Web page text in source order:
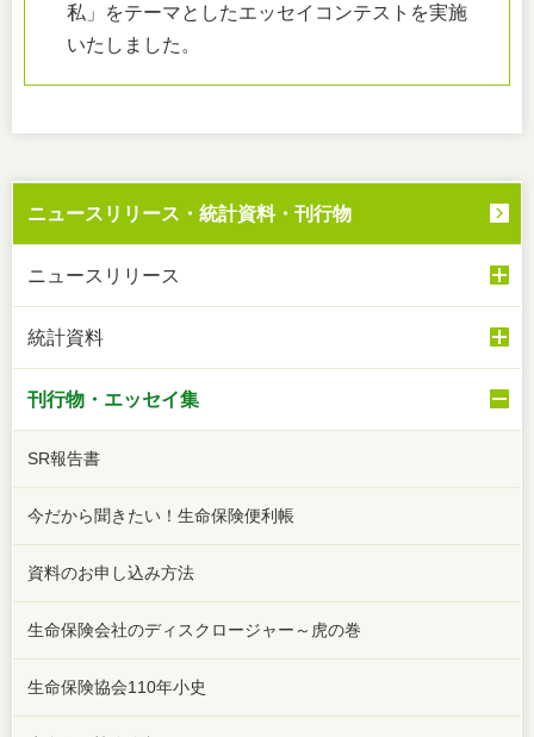
私」をテーマとしたエッセイコンテストを実施
いたしました。
ニュースリリース・ 統計資料・刊行物
ニュースリリース
統計資料
刊行物・エッセイ集
SR報告書
今だから聞きたい！生命保険便利帳
資料のお申し込み方法
生命保険会社のディスクロージャー～虎の巻
生命保険協会110年小史